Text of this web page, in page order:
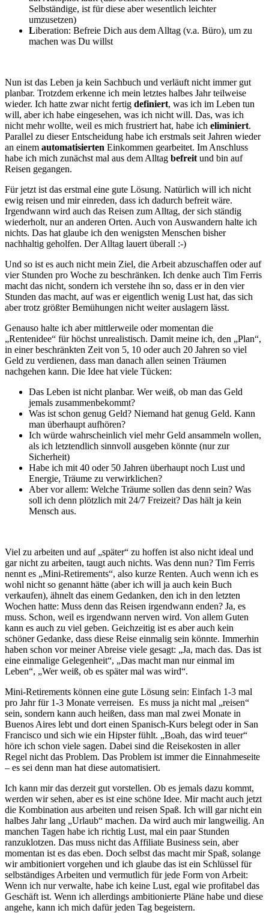
Selbständige, ist für diese aber wesentlich leichter
umzusetzen)
Liberation: Befreie Dich aus dem Alltag (v.a. Büro), um zu
machen was Du willst
Nun ist das Leben ja kein Sachbuch und verläuft nicht immer gut
planbar. Trotzdem erkenne ich mein letztes halbes Jahr teilweise
wieder. Ich hatte zwar nicht fertig definiert, was ich im Leben tun
will, aber ich habe eingesehen, was ich nicht will. Das, was ich
nicht mehr wollte, weil es mich frustriert hat, habe ich eliminiert.
Parallel zu dieser Entscheidung habe ich erstmals seit Jahren wieder
an einem automatisierten Einkommen gearbeitet. Im Anschluss
habe ich mich zunächst mal aus dem Alltag befreit und bin auf
Reisen gegangen.
Für jetzt ist das erstmal eine gute Lösung. Natürlich will ich nicht
ewig reisen und mir einreden, dass ich dadurch befreit wäre.
Irgendwann wird auch das Reisen zum Alltag, der sich ständig
wiederholt, nur an anderen Orten. Auch von Auswandern halte ich
nichts. Das hat glaube ich den wenigsten Menschen bisher
nachhaltig geholfen. Der Alltag lauert überall :-)
Und so ist es auch nicht mein Ziel, die Arbeit abzuschaffen oder auf
vier Stunden pro Woche zu beschränken. Ich denke auch Tim Ferris
macht das nicht, sondern ich verstehe ihn so, dass er in den vier
Stunden das macht, auf was er eigentlich wenig Lust hat, das sich
aber trotz größter Bemühungen nicht weiter auslagern lässt.
Genauso halte ich aber mittlerweile oder momentan die
„Rentenidee“ für höchst unrealistisch. Damit meine ich, den „Plan“,
in einer beschränkten Zeit von 5, 10 oder auch 20 Jahren so viel
Geld zu verdienen, dass man danach allen seinen Träumen
nachgehen kann. Die Idee hat viele Tücken:
Das Leben ist nicht planbar. Wer weiß, ob man das Geld
jemals zusammenbekommt?
Was ist schon genug Geld? Niemand hat genug Geld. Kann
man überhaupt aufhören?
Ich würde wahrscheinlich viel mehr Geld ansammeln wollen,
als ich letztendlich sinnvoll ausgeben könnte (nur zur
Sicherheit)
Habe ich mit 40 oder 50 Jahren überhaupt noch Lust und
Energie, Träume zu verwirklichen?
Aber vor allem: Welche Träume sollen das denn sein? Was
soll ich denn plötzlich mit 24/7 Freizeit? Das hält ja kein
Mensch aus.
Viel zu arbeiten und auf „später“ zu hoffen ist also nicht ideal und
gar nicht zu arbeiten, taugt auch nichts. Was denn nun? Tim Ferris
nennt es „Mini-Retirements“, also kurze Renten. Auch wenn ich es
wohl nicht so genannt hätte (aber ich will ja auch kein Buch
verkaufen), ähnelt das einem Gedanken, den ich in den letzten
Wochen hatte: Muss denn das Reisen irgendwann enden? Ja, es
muss. Schon, weil es irgendwann nerven wird. Von allem Guten
kann es auch zu viel geben. Geichzeitig ist es aber auch kein
schöner Gedanke, dass diese Reise einmalig sein könnte. Immerhin
haben schon vor meiner Abreise viele gesagt: „Ja, mach das. Das ist
eine einmalige Gelegenheit“, „Das macht man nur einmal im
Leben“, „Wer weiß, ob es später mal was wird“.
Mini-Retirements können eine gute Lösung sein: Einfach 1-3 mal
pro Jahr für 1-3 Monate verreisen. Es muss ja nicht mal „reisen“
sein, sondern kann auch heißen, dass man mal zwei Monate in
Buenos Aires lebt und dort einen Spanisch-Kurs belegt oder in San
Francisco und sich wie ein Hipster fühlt. „Boah, das wird teuer“
höre ich schon viele sagen. Dabei sind die Reisekosten in aller
Regel nicht das Problem. Das Problem ist immer die Einnahmeseite
– es sei denn man hat diese automatisiert.
Ich kann mir das derzeit gut vorstellen. Ob es jemals dazu kommt,
werden wir sehen, aber es ist eine schöne Idee. Mir macht auch jetzt
die Kombination aus arbeiten und reisen Spaß. Ich will gar nicht ein
halbes Jahr lang „Urlaub“ machen. Da wird auch mir langweilig. An
manchen Tagen habe ich richtig Lust, mal ein paar Stunden
ranzuklotzen. Das muss nicht das Affiliate Business sein, aber
momentan ist es das eben. Doch selbst das macht mir Spaß, solange
wir ambitioniert vorgehen und ich glaube das ist ein Schlüssel für
selbständiges Arbeiten und vermutlich für jede Form von Arbeit:
Wenn ich nur verwalte, habe ich keine Lust, egal wie profitabel das
Geschäft ist. Wenn ich allerdings ambitionierte Pläne habe und diese
angehe, kann ich mich dafür jeden Tag begeistern.